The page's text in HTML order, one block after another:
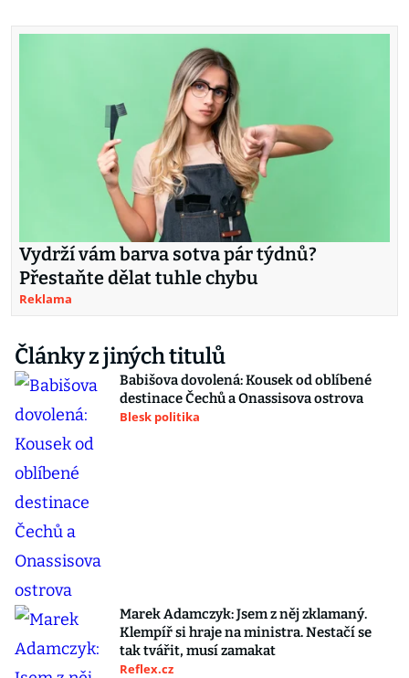
Vydrží vám barva sotva pár týdnů?
Přestaňte dělat tuhle chybu
Reklama
Články z jiných titulů
Babišova dovolená: Kousek od oblíbené
destinace Čechů a Onassisova ostrova
Blesk politika
Marek Adamczyk: Jsem z něj zklamaný.
Klempíř si hraje na ministra. Nestačí se
tak tvářit, musí zamakat
Reflex.cz